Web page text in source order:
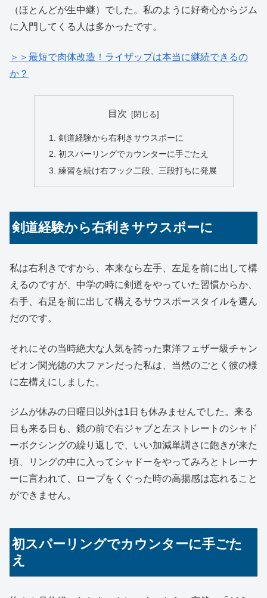
（ほとんどが生中継）でした。私のように好奇心からジム
に入門してくる人は多かったです。
＞＞最短で肉体改造！ライザップは本当に継続できるの
か？
目次
剣道経験から右利きサウスポーに
初スパーリングでカウンターに手ごたえ
練習を続け右フック二段、三段打ちに発展
剣道経験から右利きサウスポーに
私は右利きですから、本来なら左手、左足を前に出して構
えるのですが、中学の時に剣道をやっていた習慣からか、
右手、右足を前に出して構えるサウスポースタイルを選ん
だのです。
それにその当時絶大な人気を誇った東洋フェザー級チャン
ピオン関光徳の大ファンだった私は、当然のごとく彼の様
に左構えにしました。
ジムが休みの日曜日以外は1日も休みませんでした。来る
日も来る日も、鏡の前で右ジャブと左ストレートのシャド
ーボクシングの繰り返しで、いい加減単調さに飽きが来た
頃、リングの中に入ってシャドーをやってみろとトレーナ
ーに言われて、ロープをくぐった時の高揚感は忘れること
ができません。
初スパーリングでカウンターに手ごた
え